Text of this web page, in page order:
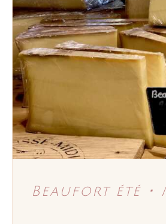
AJOUTER AU PANIER
DÉTAILS
Beaufort été ･